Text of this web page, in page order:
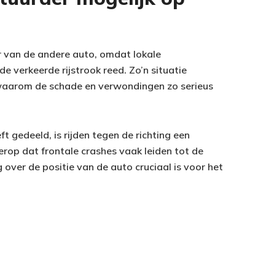
de andere auto, omdat lokale
verkeerde rijstrook reed. Zo’n situatie
de schade en verwondingen zo serieus
gedeeld, is rijden tegen de richting een
dat frontale crashes vaak leiden tot de
de positie van de auto cruciaal is voor het